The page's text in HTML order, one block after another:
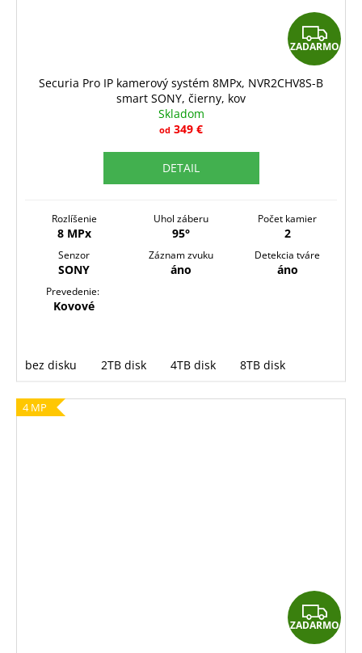
Z
A
ZADARMO
Securia Pro IP kamerový systém 8MPx, NVR2CHV8S-B
smart SONY, čierny, kov
Skladom
od 349 €
DETAIL
Rozlíšenie
8 MPx
Uhol záberu
95°
Počet kamier
2
Senzor
SONY
Záznam zvuku
áno
Detekcia tváre
áno
Prevedenie:
Kovové
bez disku 2TB disk 4TB disk 8TB disk
4 MP
Z
A
ZADARMO